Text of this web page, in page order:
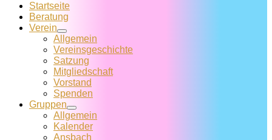
Startseite
Beratung
Verein
Allgemein
Vereins­geschichte
Satzung
Mitglied­schaft
Vorstand
Spenden
Gruppen
Allgemein
Kalender
Ansbach